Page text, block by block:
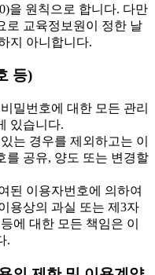
을 원칙으로 합니다. 다만
로 교육정보원이 정한 날
지 아니합니다.
등)
밀번호에 대한 모든 관리
있습니다.
는 경우를 제외하고는 이
를 공유, 양도 또는 변경할
된 이용자번호에 의하여
용상의 과실 또는 제3자
에 대한 모든 책임은 이
.